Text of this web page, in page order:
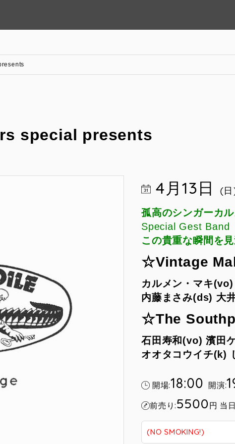
special presents
4月13日 (
孤高のシンガーカ
Special Gest Band
この貴重な瞬間を
☆Vintage
カルメン・マキ(vo)
内藤まさみ(ds) 大
☆The
石田寿和(vo) 濱田
オオタコウイチ(k)
開場:18:00 開演:
前売り:5500円 当
(NO SMOKING!)